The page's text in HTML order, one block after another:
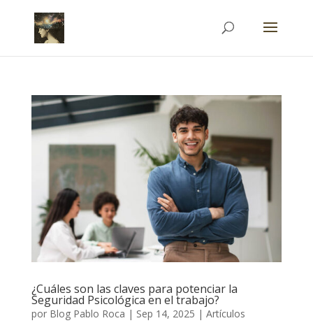
¿Cuáles son las claves para potenciar la
Seguridad Psicológica en el trabajo?
por Blog Pablo Roca | Sep 14, 2025 | Artículos